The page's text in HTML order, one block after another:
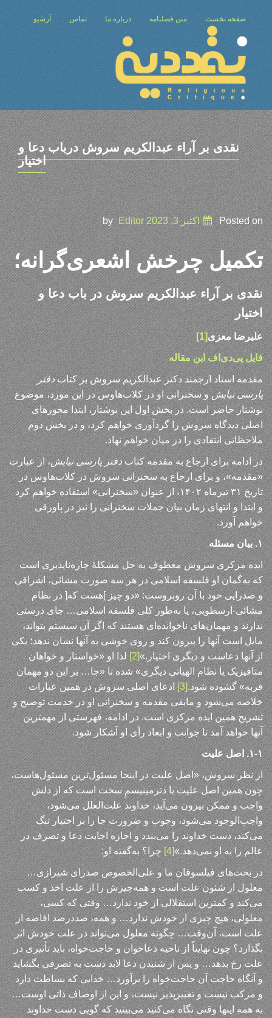
صفحه نخست متن فصلنامه درباره ما تماس آرشیو
نقدی بر آراء عبدالکریم سروش درباب دعا و
اختیار
Posted on اکتبر 3, 2023 by
Editor
تکمیل چرخش اشعری‌گرانه؛
نقدی بر آراء عبدالکریم سروش در باب دعا و
اختیار
علیرضا معزی[1]
فایل پی‌دی‌اف این مقاله
مقدمه استاد ارجمند دکتر عبدالکریم سروش بر کتابدفتر
پارسی نیایشو سخنرانی او در کلاب‌هاوس در این مورد، موضوع
نوشتار حاضر است. در بخش اول این نوشتار، ابتدا محورهای
اصلی دیدگاه سروش را گردآوری خواهم کرد، و در بخش دوم
ملاحظاتی انتقادی را در میان خواهم نهاد.
در ادامه برای ارجاع به مقدمه کتابدفتر پارسی نیایش، از عبارت
«مقدمه»، و برای ارجاع به سخنرانی سروش در کلاب‌هاوس در
تاریخ ۳۱ تیرماه ۱۴۰۲، از عنوان «سخنرانی» استفاده خواهم کرد
و ابتدا و انتهای زمان بیان جملات سخنرانی را نیز در پاورقی
خواهم آورد.
۱. بیان مسئله
ایده مرکزی سروش معطوف به حل مشکلهٔ چاره‌ناپذیری است
که به‌گمان او فلسفه اسلامی در هر سه صورت مشائی، اشراقی
و صدرایی خود با آن روبروست: «دو چیز ]هست که[ در نظام
مشائی-ارسطویی، یا به‌طور کلی فلسفه اسلامی… جای درستی
ندارند و مهمان‌های ناخوانده‌ای هستند که اگر آن سیستم بتواند،
مایل است آنها را بیرون کند و روی خوشی به آنها نشان ندهد؛ یکی
از آنها دعاست و دیگری اختیار.»[2]
لذا او «خواستار و خواهان
متافیزیک یا نظام الهیاتی دیگری» شده تا «جا… بر این دو مهمان
فربه» گشوده شود.[3]
ادعای اصلی سروش در همین عبارات
خلاصه می‌شود و مابقی مقدمه و سخنرانی او در خدمت توضیح و
تشریح همین ایده مرکزی است. در ادامه، فهرستی از مهمترین
آنها خواهد آمد تا جوانب و ابعاد رأی او آشکار شود.
۱-۱. اصل علیت
از نظر سروش، «اصل علیت در اینجا مسئول‌ترین مسئول‌هاست،
چون همین اصل علیت یا دترمینیسمِ سخت است که از دلش
واجب و ممکن بیرون می‌آید، خداوند علت‌العلل می‌شود،
واجب‌الوجود می‌شود، وجوب و ضرورت جا را بر اختیار تنگ
می‌کند، دست خداوند را می‌بندد و اجازه اجابت دعا و تصرف در
عالم را به او نمی‌دهد.»[4] چرا؟ به‌گفته او:
در بحث‌های فیلسوفان ما و علی‌الخصوص صدرای شیرازی…
معلول از شئون علت است و همه‌چیزش را از علت اخذ و کسب
می‌کند و کمترین استقلالی از خود ندارد… وقتی که کسی،
معلولی، هیچ چیزی از خودش ندارد… و همه، صددرصد افاضه از
علت است، آن‌وقت… چگونه معلول می‌تواند در علت خودش اثر
بگذارد؟ چون نهایتاً از ناحیه دعاخوان و حاجت‌خواه، باید تأثیری در
علت رخ بدهد… و پس از شنیدن دعا لابد دست به تصرفی بگشاید
و آنگاه حاجت آن حاجت‌خواه را برآورد… خدایی که بساطت دارد
و مرکب نیست و تغییرپذیر نیست، و این از اوصاف ذاتی اوست…
به همه اینها وقتی نگاه می‌کنید می‌بینید که گویی دست خداوند